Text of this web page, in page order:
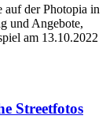
auf der Photopia in
und Angebote,
am 13.10.2022
Streetfotos